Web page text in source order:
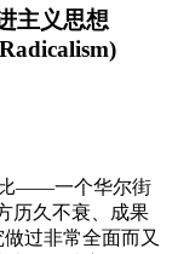
主义思想
)
比——一个华尔街
历久不衰、成果
过非常全面而又